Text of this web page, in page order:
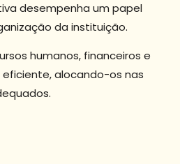
desempenha um papel
da instituição.
humanos, financeiros e
alocando-os nas